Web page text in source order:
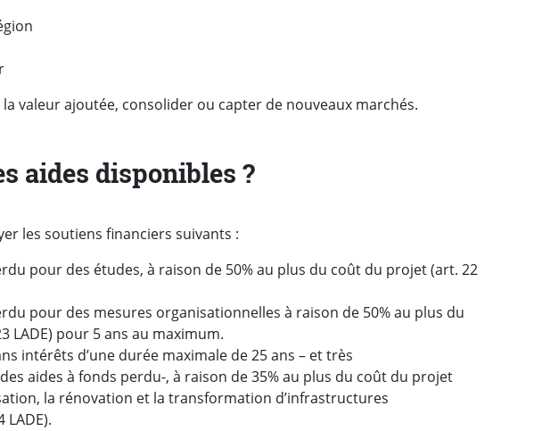
valeur ajoutée, consolider ou capter de nouveaux marchés.
aides disponibles ?
les soutiens financiers suivants :
pour des études, à raison de 50% au plus du coût du projet (art. 22
pour des mesures organisationnelles à raison de 50% au plus du
LADE) pour 5 ans au maximum.
intérêts d’une durée maximale de 25 ans – et très
aides à fonds perdu-, à raison de 35% au plus du coût du projet
la rénovation et la transformation d’infrastructures